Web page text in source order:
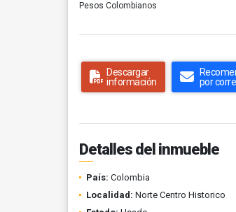
Pesos Colombianos
Descargar
información
por
Detalles del inmueble
País: Colombia
Localidad: Norte Centro Historico